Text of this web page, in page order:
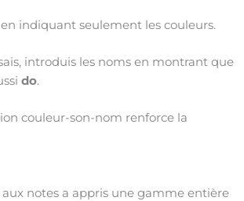
indiquant seulement les couleurs.
introduis les noms en montrant que
do.
couleur-son-nom renforce la
notes a appris une gamme entière